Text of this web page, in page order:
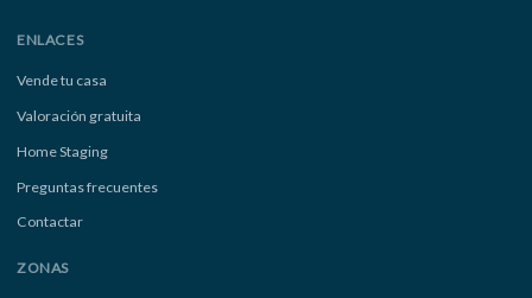
ENLACES
Vende tu casa
Valoración gratuita
Home Staging
Preguntas frecuentes
Contactar
ZONAS